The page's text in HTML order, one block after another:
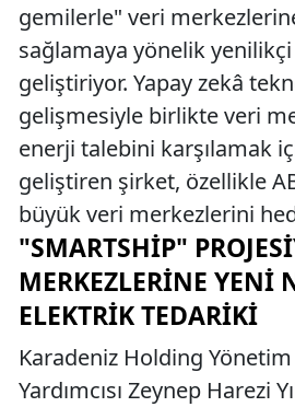
gemilerle" veri
sağlamaya yönelik
geliştiriyor. Yapay zekâ
gelişmesiyle birlikte veri
enerji talebini karşılamak
geliştiren şirket, özellikle
büyük veri merkezlerini
"SMARTSHIP"
MERKEZLERINE YENI
ELEKTRIK TEDARIKI
Karadeniz Holding
Yardımcısı Zeynep Harezi